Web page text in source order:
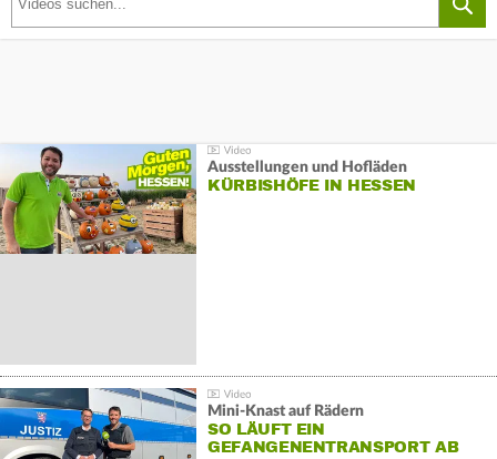
Ausstellungen und Hofläden
KÜRBISHÖFE IN HESSEN
Mini-Knast auf Rädern
SO LÄUFT EIN
GEFANGENENTRANSPORT AB